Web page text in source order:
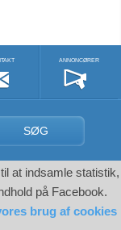
ANNONCØRER
SØG
at indsamle statistik,
på Facebook.
brug af cookies